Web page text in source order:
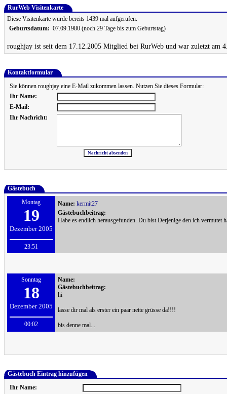
RurWeb Visitenkarte
Diese Visitenkarte wurde bereits 1439 mal aufgerufen.
Geburtsdatum: 07.09.1980 (noch 29 Tage bis zum Geburtstag)
roughjay ist seit dem 17.12.2005 Mitglied bei RurWeb und war zuletzt am
Kontaktformular
Sie können roughjay eine E-Mail zukommen lassen. Nutzen Sie dieses Formular:
Ihr Name:
E-Mail:
Ihr Nachricht:
Gästebuch
Montag
19
Dezember 2005
23:51
Name: kermit27
Gästebuchbeitrag:
Habe es endlich herausgefunden. Du bist Derjenige den ich vermutet
Sonntag
18
Dezember 2005
00:02
Name:
Gästebuchbeitrag:
hi
lasse dir mal als erster ein paar nette grüsse da!!!!
bis denne mal...
Gästebuch Eintrag hinzufügen
Ihr Name: